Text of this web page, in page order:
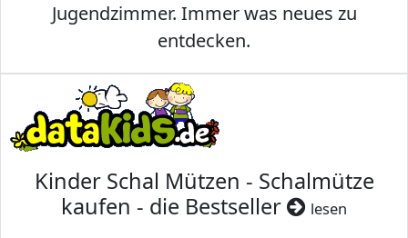
Jugendzimmer. Immer was neues zu
entdecken.
Kinder Schal Mützen - Schalmütze
kaufen - die Bestseller
lesen